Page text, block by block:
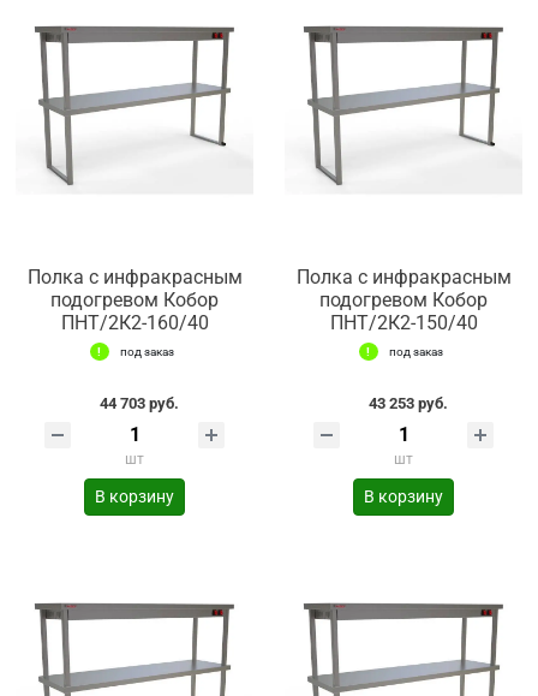
Полка с инфракрасным
подогревом Кобор
ПНТ/2К2-160/40
под заказ
44 703 руб.
шт
В корзину
Полка с инфракрасным
подогревом Кобор
ПНТ/2К2-150/40
под заказ
43 253 руб.
шт
В корзину